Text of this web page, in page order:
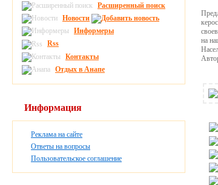
на
Расширенный поиск
Новости
Информеры
Rss
Контакты
Отдых в Анапе
Информация
Реклама на сайте
Ответы на вопросы
Пользовательское соглашение